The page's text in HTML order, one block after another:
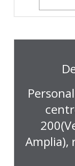
Amplia),